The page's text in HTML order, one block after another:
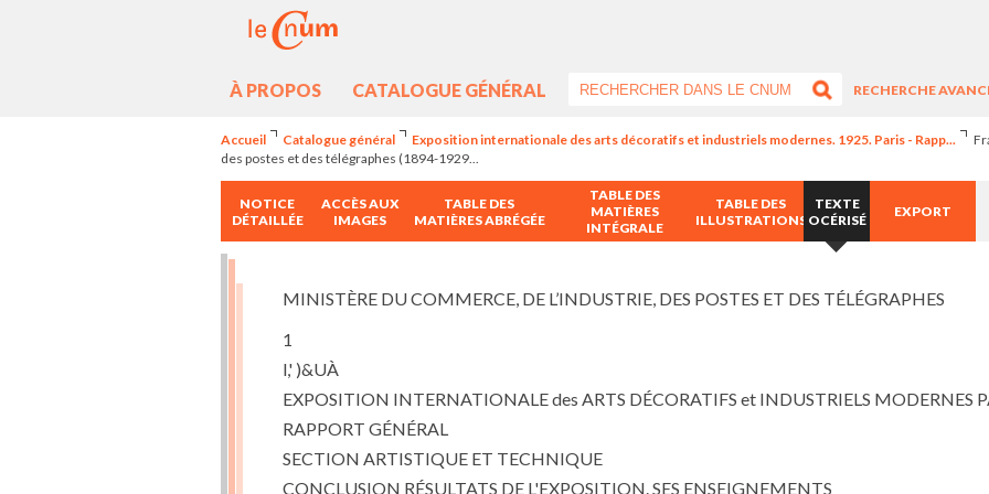
À PROPOS CATALOGUE GÉNÉRAL
RECHERCHE
Accueil Catalogue général Exposition internationale des arts décoratifs et industriels modernes. 1925. Paris - Rapp...
des postes et des télégraphes (1894-1929...
NOTICE
DÉTAILLÉE
ACCÈS AUX
IMAGES
TABLE DES
MATIÈRES ABRÉGÉE
TABLE DES
MATIÈRES
INTÉGRALE
TABLE DES
ILLUSTRATIONS
TEXTE
OCÉRISÉ
EXPORT
MINISTÈRE DU COMMERCE, DE L’INDUSTRIE, DES POSTES ET DES TÉLÉGRAPHES
1
l,' )&UÀ
EXPOSITION INTERNATIONALE des ARTS DÉCORATIFS et INDUSTRIELS MODERNES
RAPPORT GÉNÉRAL
SECTION ARTISTIQUE ET TECHNIQUE
CONCLUSION RÉSULTATS DE L'EXPOSITION. SES ENSEIGNEMENTS